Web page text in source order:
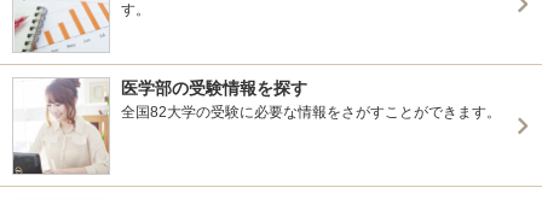
す。
医学部の受験情報を探す
全国82大学の受験に必要な情報をさがすことができます。